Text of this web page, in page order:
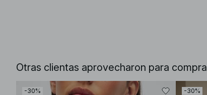
Otras clientas aprovecharon para
-30% -30%